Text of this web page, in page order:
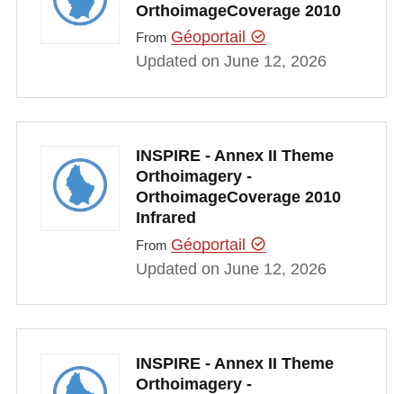
OrthoimageCoverage 2010
From Géoportail
Updated on June 12, 2026
INSPIRE - Annex II Theme
Orthoimagery -
OrthoimageCoverage 2010
Infrared
From Géoportail
Updated on June 12, 2026
INSPIRE - Annex II Theme
Orthoimagery -